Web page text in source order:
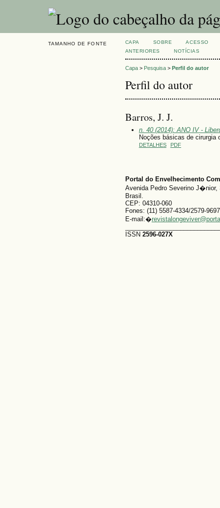
TAMANHO DE FONTE CAPA SOBRE
ACESSO
ANTERIORES
NOTÍCIAS
Capa> Pesquisa> Perfil do autor
Perfil do autor
Barros, J. J.
n. 40 (2014): ANO IV -
Noções básicas de cirurgia
DETALHES PDF
Portal do Envelhecimento
Avenida Pedro Severino
Brasil.
CEP: 04310-060
Fones: (11) 5587-4334/2579-9697
E-mail:�
ISSN 2596-027X